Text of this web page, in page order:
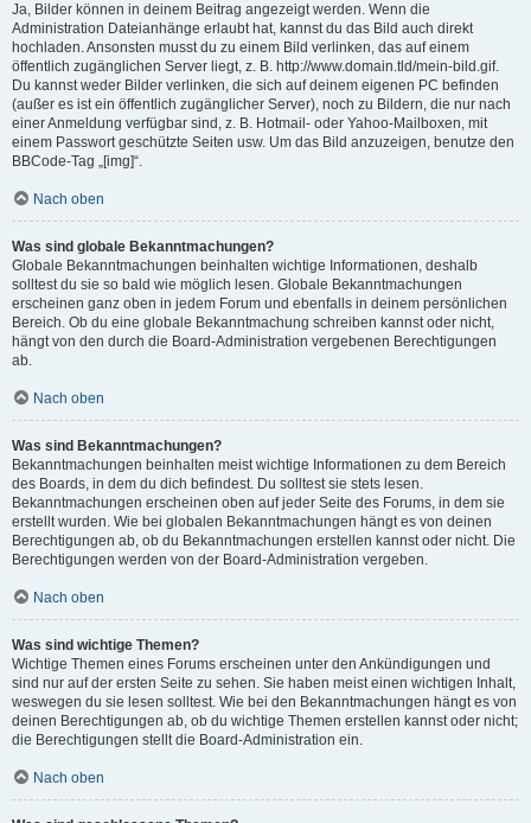
Ja, Bilder können in deinem Beitrag angezeigt werden. Wenn die
Administration Dateianhänge erlaubt hat, kannst du das Bild auch direkt
hochladen. Ansonsten musst du zu einem Bild verlinken, das auf einem
öffentlich zugänglichen Server liegt, z. B. http://www.domain.tld/mein-bild.gif.
Du kannst weder Bilder verlinken, die sich auf deinem eigenen PC befinden
(außer es ist ein öffentlich zugänglicher Server), noch zu Bildern, die nur nach
einer Anmeldung verfügbar sind, z. B. Hotmail- oder Yahoo-Mailboxen, mit
einem Passwort geschützte Seiten usw. Um das Bild anzuzeigen, benutze den
BBCode-Tag „[img]“.
Nach oben
Was sind globale Bekanntmachungen?
Globale Bekanntmachungen beinhalten wichtige Informationen, deshalb
solltest du sie so bald wie möglich lesen. Globale Bekanntmachungen
erscheinen ganz oben in jedem Forum und ebenfalls in deinem persönlichen
Bereich. Ob du eine globale Bekanntmachung schreiben kannst oder nicht,
hängt von den durch die Board-Administration vergebenen Berechtigungen
ab.
Nach oben
Was sind Bekanntmachungen?
Bekanntmachungen beinhalten meist wichtige Informationen zu dem Bereich
des Boards, in dem du dich befindest. Du solltest sie stets lesen.
Bekanntmachungen erscheinen oben auf jeder Seite des Forums, in dem sie
erstellt wurden. Wie bei globalen Bekanntmachungen hängt es von deinen
Berechtigungen ab, ob du Bekanntmachungen erstellen kannst oder nicht. Die
Berechtigungen werden von der Board-Administration vergeben.
Nach oben
Was sind wichtige Themen?
Wichtige Themen eines Forums erscheinen unter den Ankündigungen und
sind nur auf der ersten Seite zu sehen. Sie haben meist einen wichtigen Inhalt,
weswegen du sie lesen solltest. Wie bei den Bekanntmachungen hängt es von
deinen Berechtigungen ab, ob du wichtige Themen erstellen kannst oder nicht;
die Berechtigungen stellt die Board-Administration ein.
Nach oben